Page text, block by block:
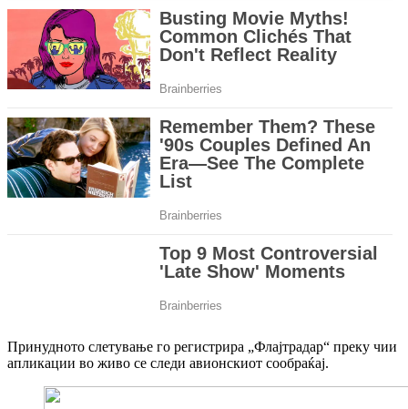
Принудното слетување го регистрира „Флајтрадар“ преку чии
апликации во живо се следи авионскиот сообраќај.